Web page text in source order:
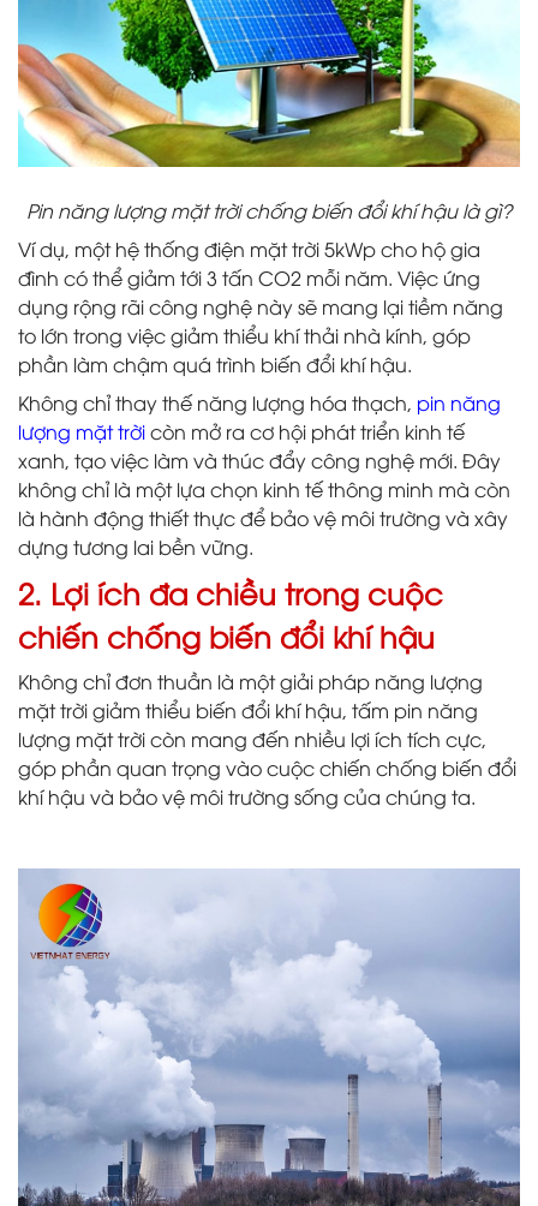
Pin năng lượng mặt trời chống biến đổi khí hậu là gì?
Ví dụ, một hệ thống điện mặt trời 5kWp cho hộ gia
đình có thể giảm tới 3 tấn CO2 mỗi năm. Việc ứng
dụng rộng rãi công nghệ này sẽ mang lại tiềm năng
to lớn trong việc giảm thiểu khí thải nhà kính, góp
phần làm chậm quá trình biến đổi khí hậu.
Không chỉ thay thế năng lượng hóa thạch, pin năng
lượng mặt trờicòn mở ra cơ hội phát triển kinh tế
xanh, tạo việc làm và thúc đẩy công nghệ mới. Đây
không chỉ là một lựa chọn kinh tế thông minh mà còn
là hành động thiết thực để bảo vệ môi trường và xây
dựng tương lai bền vững.
2. Lợi ích đa chiều trong cuộc
chiến chống biến đổi khí hậu
Không chỉ đơn thuần là một giải pháp năng lượng
mặt trời giảm thiểu biến đổi khí hậu, tấm pin năng
lượng mặt trời còn mang đến nhiều lợi ích tích cực,
góp phần quan trọng vào cuộc chiến chống biến đổi
khí hậu và bảo vệ môi trường sống của chúng ta.